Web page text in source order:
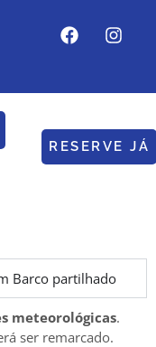
RESERVE JÁ
Barco partilhado
meteorológicas.
ser remarcado.